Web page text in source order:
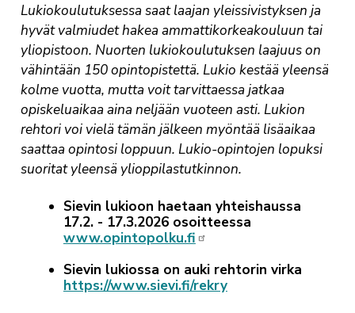
Lukiokoulutuksessa saat laajan yleissivistyksen ja
hyvät valmiudet hakea ammattikorkeakouluun tai
yliopistoon. Nuorten lukiokoulutuksen laajuus on
vähintään 150 opintopistettä. Lukio kestää yleensä
kolme vuotta, mutta voit tarvittaessa jatkaa
opiskeluaikaa aina neljään vuoteen asti. Lukion
rehtori voi vielä tämän jälkeen myöntää lisäaikaa
saattaa opintosi loppuun. Lukio-opintojen lopuksi
suoritat yleensä ylioppilastutkinnon.
Sievin lukioon haetaan yhteishaussa
17.2. - 17.3.2026 osoitteessa
www.opintopolku.fi
Sievin lukiossa on auki rehtorin virka
https://www.sievi.fi/rekry